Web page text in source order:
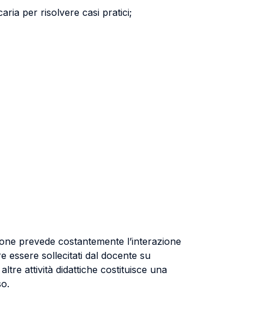
per risolvere casi pratici;
prevede costantemente l’interazione
essere sollecitati dal docente su
attività didattiche costituisce una